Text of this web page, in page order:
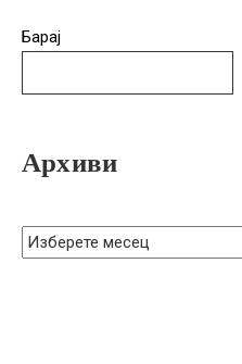
ПАЗАР
ГРИЖА
Барај
Архиви